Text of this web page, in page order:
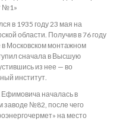
№1»
в 1935 году 23 мая на
области. Получив в 76 году
Московском монтажном
сначала в Высшую
из нее — во
институт.
началась в
заводе №82, после чего
на место